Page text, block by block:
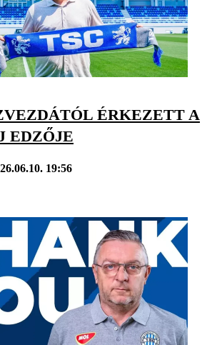
ÉRKEZETT A
EDZŐJE
19:56